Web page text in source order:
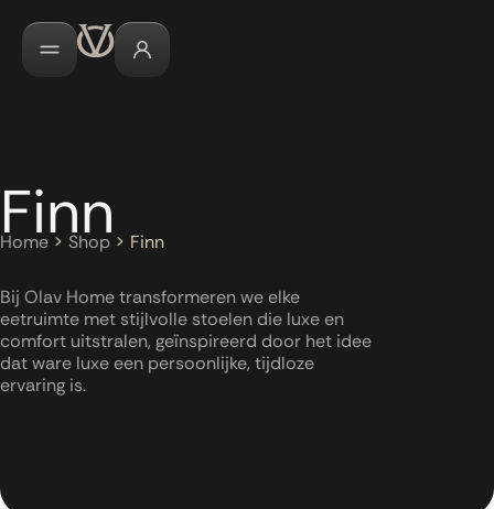
Finn
Home > Shop > Finn
Bij Olav Home transformeren we elke
eetruimte met stijlvolle stoelen die luxe en
comfort uitstralen, geïnspireerd door het idee
dat ware luxe een persoonlijke, tijdloze
ervaring is.